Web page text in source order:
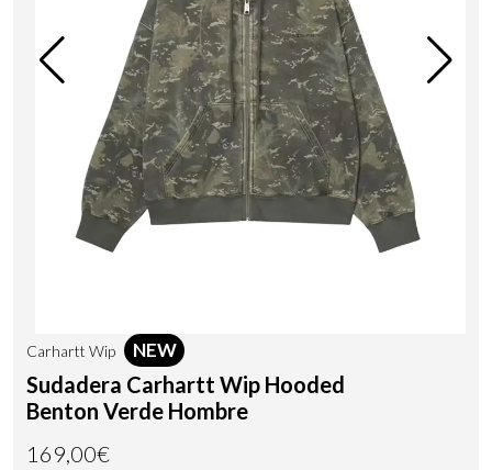
Carhartt Wip NEW
Sudadera Carhartt Wip Hooded
Benton Verde Hombre
169,00€